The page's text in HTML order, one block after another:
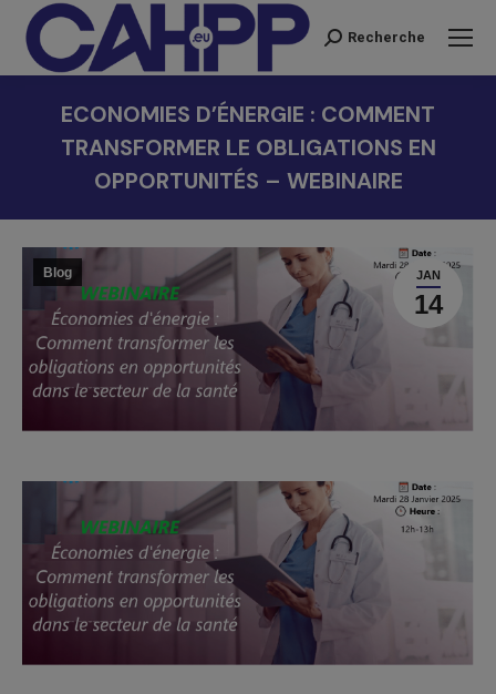
Recherche
Recherche
ECONOMIES D’ÉNERGIE : COMMENT
TRANSFORMER LE OBLIGATIONS EN
OPPORTUNITÉS – WEBINAIRE
JAN
14
Blog